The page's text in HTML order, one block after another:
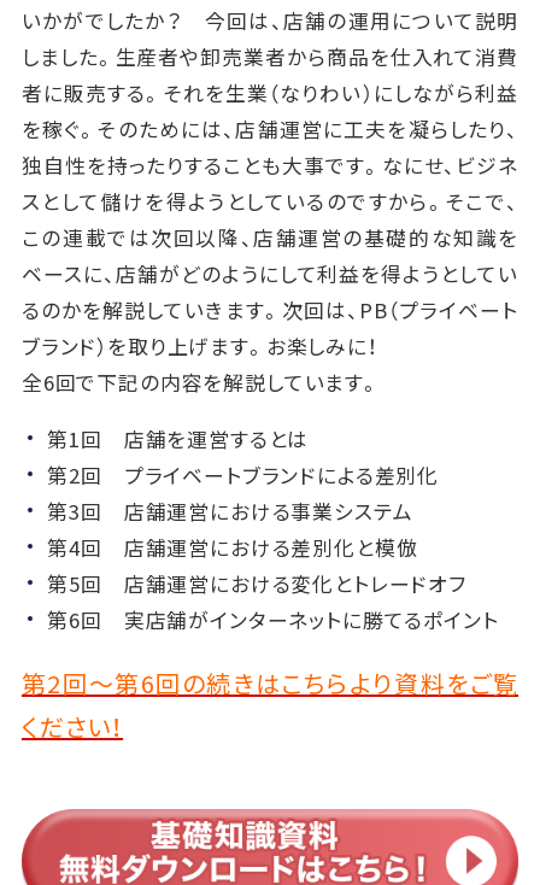
いかがでしたか？ 今回は、店舗の運用について説明
しました。生産者や卸売業者から商品を仕入れて消費
者に販売する。それを生業（なりわい）にしながら利益
を稼ぐ。そのためには、店舗運営に工夫を凝らしたり、
独自性を持ったりすることも大事です。なにせ、ビジネ
スとして儲けを得ようとしているのですから。そこで、
この連載では次回以降、店舗運営の基礎的な知識を
ベースに、店舗がどのようにして利益を得ようとしてい
るのかを解説していきます。次回は、PB（プライベート
ブランド）を取り上げます。お楽しみに！
全6回で下記の内容を解説しています。
第1回 店舗を運営するとは
第2回 プライベートブランドによる差別化
第3回 店舗運営における事業システム
第4回 店舗運営における差別化と模倣
第5回 店舗運営における変化とトレードオフ
第6回 実店舗がインターネットに勝てるポイント
第2回～第6回の続きはこちらより資料をご覧
ください！